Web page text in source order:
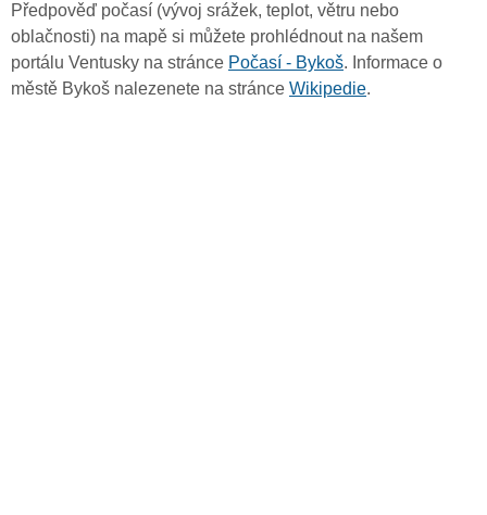
Předpověď počasí (vývoj srážek, teplot, větru nebo
oblačnosti) na mapě si můžete prohlédnout na našem
portálu Ventusky na stránce Počasí - Bykoš. Informace o
městě Bykoš nalezenete na stránce Wikipedie.